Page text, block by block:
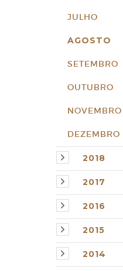
JULHO
AGOSTO
SETEMBRO
OUTUBRO
NOVEMBRO
DEZEMBRO
2018
2017
2016
2015
2014